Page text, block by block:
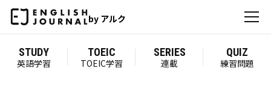
by アルク
STUDY
英語学習
TOEIC
TOEIC学習
SERIES
連載
QUIZ
練習問題